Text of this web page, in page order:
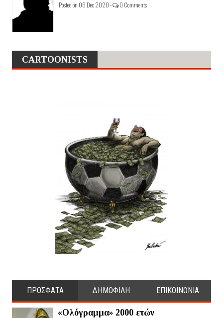
Posted on 06 Dec 2020 - 0 Comments
CARTOONISTS
ΠΡΟΣΦΑΤΑ ΔΗΜΟΦΙΛΗ ΕΠΙΚΟΙΝΩΝΙΑ
«Ολόγραμμα» 2000 ετών